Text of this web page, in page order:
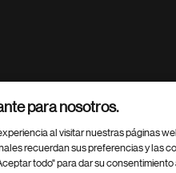
para nosotros.
al visitar nuestras páginas
recuerdan sus preferencias y las
todo" para dar su